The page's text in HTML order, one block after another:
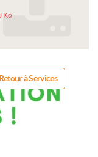
Ko
Retour à Services